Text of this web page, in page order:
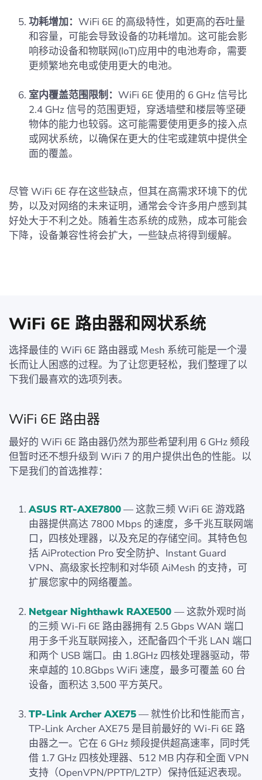
功耗增加： WiFi 6E 的高级特性，如更高的吞吐量
和容量，可能会导致设备的功耗增加。这可能会影
响移动设备和物联网(IoT)应用中的电池寿命，需要
更频繁地充电或使用更大的电池。
室内覆盖范围限制： WiFi 6E 使用的 6 GHz 信号比
2.4 GHz 信号的范围更短，穿透墙壁和楼层等坚硬
物体的能力也较弱。这可能需要使用更多的接入点
或网状系统，以确保在更大的住宅或建筑中提供全
面的覆盖。
尽管 WiFi 6E 存在这些缺点，但其在高需求环境下的优
势，以及对网络的未来证明，通常会令许多用户感到其
好处大于不利之处。随着生态系统的成熟，成本可能会
下降，设备兼容性将会扩大，一些缺点将得到缓解。
WiFi 6E 路由器和网状系统
选择最佳的 WiFi 6E 路由器或 Mesh 系统可能是一个漫
长而让人困惑的过程。为了让您更轻松，我们整理了以
下我们最喜欢的选项列表。
WiFi 6E 路由器
最好的 WiFi 6E 路由器仍然为那些希望利用 6 GHz 频段
但暂时还不想升级到 WiFi 7 的用户提供出色的性能。以
下是我们的首选推荐：
ASUS RT-AXE7800— 这款三频 WiFi 6E 游戏路
由器提供高达 7800 Mbps 的速度，多千兆互联网端
口，四核处理器，以及充足的存储空间。其特色包
括 AiProtection Pro 安全防护、Instant Guard
VPN、高级家长控制和对华硕 AiMesh 的支持，可
扩展您家中的网络覆盖。
Netgear Nighthawk RAXE500 — 这款外观时尚
的三频 Wi-Fi 6E 路由器拥有 2.5 Gbps WAN 端口
用于多千兆互联网接入，还配备四个千兆 LAN 端口
和两个 USB 端口。由 1.8GHz 四核处理器驱动，带
来卓越的 10.8Gbps WiFi 速度，最多可覆盖 60 台
设备，面积达 3,500 平方英尺。
TP-Link Archer AXE75— 就性价比和性能而言，
TP-Link Archer AXE75 是目前最好的 Wi-Fi 6E 路
由器之一。它在 6 GHz 频段提供超高速率，同时凭
借 1.7 GHz 四核处理器、512 MB 内存和全面 VPN
支持（OpenVPN/PPTP/L2TP）保持低延迟表现。